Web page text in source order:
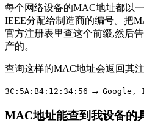
每个网络设备的MAC地址都以
IEEE分配给制造商的编号。把
官方注册表里查这个前缀,然后
产的。
查询这样的MAC地址会返回其
3C:5A:B4:12:34:56 → Google,
MAC地址能查到我设备的